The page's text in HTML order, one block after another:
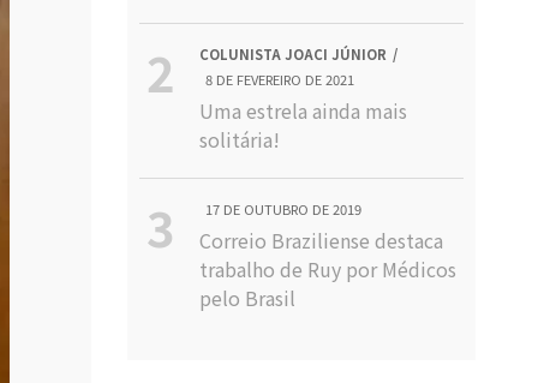
COLUNISTA JOACI JÚNIOR
8 DE FEVEREIRO DE 2021
Uma estrela ainda mais
solitária!
17 DE OUTUBRO DE 2019
Correio Braziliense destaca
trabalho de Ruy por Médicos
pelo Brasil